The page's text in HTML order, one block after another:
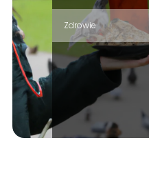
Zdrowie